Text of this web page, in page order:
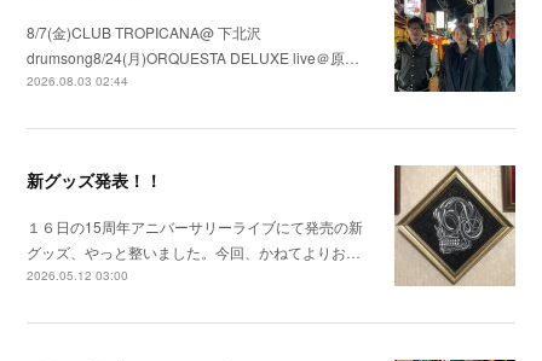
8/7(金)CLUB TROPICANA@ 下北沢
drumsong8/24(月)ORQUESTA DELUXE live＠原…
2026.08.03 02:44
新グッズ発表！！
１６日の15周年アニバーサリーライブにて発売の新
グッズ、やっと整いました。今回、かねてよりお…
2026.05.12 03:00